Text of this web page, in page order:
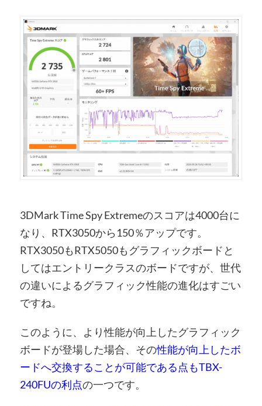
3DMark Time Spy Extremeのスコアは4000台に
なり、RTX3050から150％アップです。
RTX3050もRTX5050もグラフィックボードと
してはエントリークラスのボードですが、世代
の違いによるグラフィック性能の進化はすごい
ですね。
このように、より性能が向上したグラフィック
ボードが登場した場合、その性能が向上したボ
ードへ交換することが可能である点もTBX-
240FUの利点の一つです。